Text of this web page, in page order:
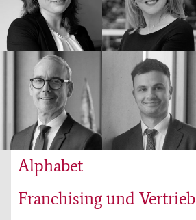
Alphabet
Franchising und Vertrieb